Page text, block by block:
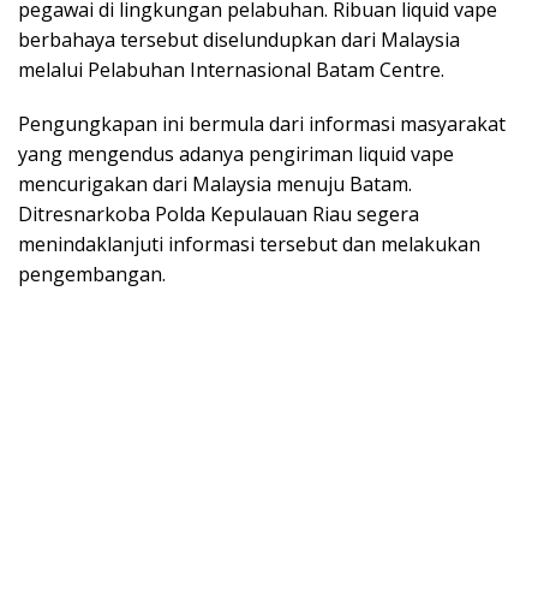
pegawai di lingkungan pelabuhan. Ribuan liquid vape
berbahaya tersebut diselundupkan dari Malaysia
melalui Pelabuhan Internasional Batam Centre.
Pengungkapan ini bermula dari informasi masyarakat
yang mengendus adanya pengiriman liquid vape
mencurigakan dari Malaysia menuju Batam.
Ditresnarkoba Polda Kepulauan Riau segera
menindaklanjuti informasi tersebut dan melakukan
pengembangan.